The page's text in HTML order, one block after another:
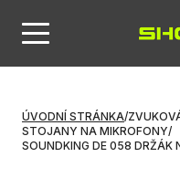
ÚVODNÍ STRÁNKA/
STOJANY NA MIKROFONY/
SOUNDKING DE 058 DRŽÁK